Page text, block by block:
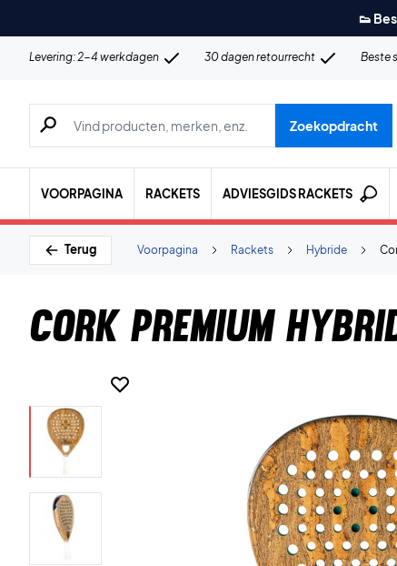
👟
Levering: 2-4 werkdagen 30 dagen retourrecht Beste
Zoeken naar producten, merken etc.
Zoekopdracht
VOORPAGINA RACKETS ADVIESGIDS RACKETS
Terug Hybride
Rackets
Voorpagina
Cork Premium